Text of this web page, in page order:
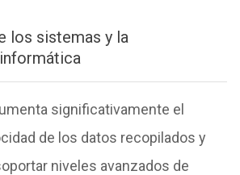
los sistemas y la
significativamente el
de los datos recopilados y
niveles avanzados de